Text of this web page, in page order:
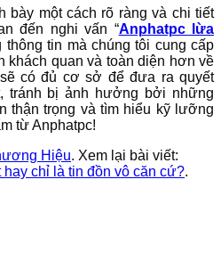
bày một cách rõ ràng và chi tiết
đến nghi vấn “Anphatpc lừa
thông tin mà chúng tôi cung cấp
khách quan và toàn diện hơn về
có đủ cơ sở để đưa ra quyết
tránh bị ảnh hưởng bởi những
thận trọng và tìm hiểu kỹ lưỡng
từ Anphatpc!
Hiệu. Xem lại bài viết:
chỉ là tin đồn vô căn cứ?.